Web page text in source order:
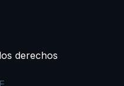
derechos